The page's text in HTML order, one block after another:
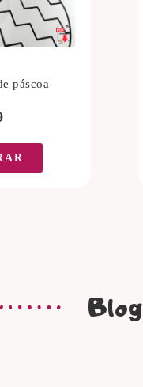
páscoa
Blog